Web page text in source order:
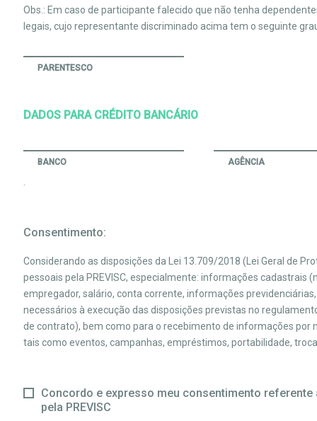
Obs.: Em caso de participante falecido que não tenha
legais, cujo representante discriminado acima tem o seguinte
PARENTESCO
DADOS PARA CRÉDITO BANCÁRIO
BANCO AGÊNCIA
Consentimento:
Considerando as disposições da Lei 13.709/2018 (Lei Geral de
pessoais pela PREVISC, especialmente: informações cadastrais
empregador, salário, conta corrente, informações
necessários à execução das disposições previstas no
de contrato), bem como para o recebimento de informações por
tais como eventos, campanhas, empréstimos, portabilidade,
Concordo e expresso meu consentimento referente
pela PREVISC